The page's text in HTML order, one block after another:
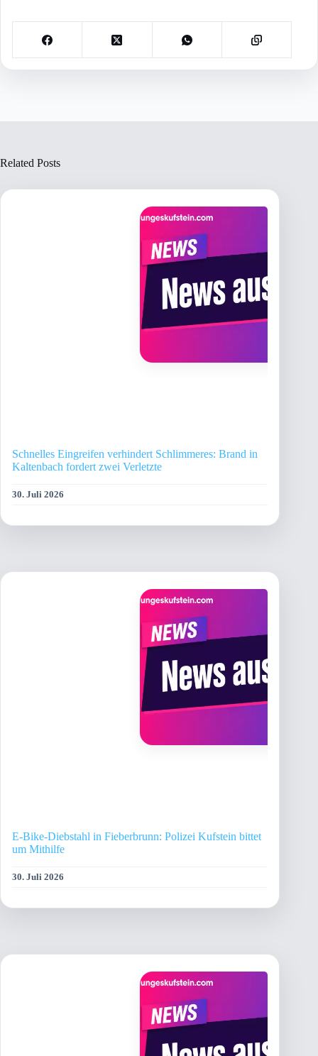
Related Posts
Schnelles Eingreifen verhindert Schlimmeres: Brand in
Kaltenbach fordert zwei Verletzte
30. Juli 2026
E-Bike-Diebstahl in Fieberbrunn: Polizei Kufstein bittet
um Mithilfe
30. Juli 2026